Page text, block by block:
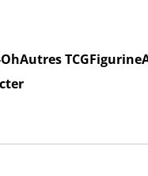
Autres TCGFigurine